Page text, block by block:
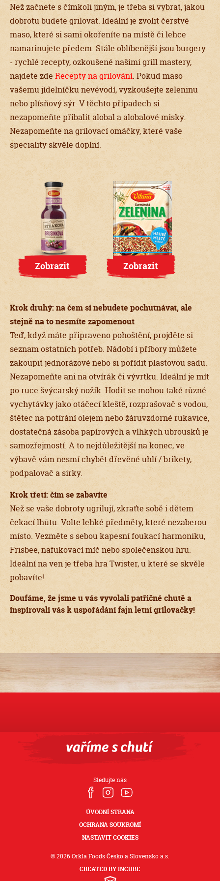
Než začnete s čímkoli jiným, je třeba si vybrat, jakou
dobrotu budete grilovat. Ideální je zvolit čerstvé
maso, které si sami okořeníte na místě či lehce
namarinujete předem. Stále oblíbenější jsou burgery
- rychlé recepty, ozkoušené našimi grill mastery,
najdete zde Recepty na grilování. Pokud maso
vašemu jídelníčku nevévodí, vyzkoušejte zeleninu
nebo plísňový sýr. V těchto případech si
nezapomeňte přibalit alobal a alobalové misky.
Nezapomeňte na grilovací omáčky, které vaše
speciality skvěle doplní.
Zobrazit Zobrazit
Krok druhý: na čem si nebudete pochutnávat, ale
stejně na to nesmíte zapomenout
Teď, když máte připraveno pohoštění, projděte si
seznam ostatních potřeb. Nádobí i příbory můžete
zakoupit jednorázové nebo si pořídit plastovou sadu.
Nezapomeňte ani na otvírák či vývrtku. Ideální je mít
po ruce švýcarský nožík. Hodit se mohou také různé
vychytávky jako otáčecí kleště, rozprašovač s vodou,
štětec na potírání olejem nebo žáruvzdorné rukavice,
dostatečná zásoba papírových a vlhkých ubrousků je
samozřejmostí. A to nejdůležitější na konec, ve
výbavě vám nesmí chybět dřevěné uhlí / brikety,
podpalovač a sirky.
Krok třetí: čím se zabavíte
Než se vaše dobroty ugrilují, zkraťte sobě i dětem
čekací lhůtu. Volte lehké předměty, které nezaberou
místo. Vezměte s sebou kapesní foukací harmoniku,
Frisbee, nafukovací míč nebo společenskou hru.
Ideální na ven je třeba hra Twister, u které se skvěle
pobavíte!
Doufáme, že jsme u vás vyvolali patřičné chutě a
inspirovali vás k uspořádání fajn letní grilovačky!
Sledujte nás
ÚVODNÍ STRANA
OCHRANA SOUKROMÍ
NASTAVIT COOKIES
© 2026 Orkla Foods Česko a Slovensko a.s.
CREATED BY INCUBE